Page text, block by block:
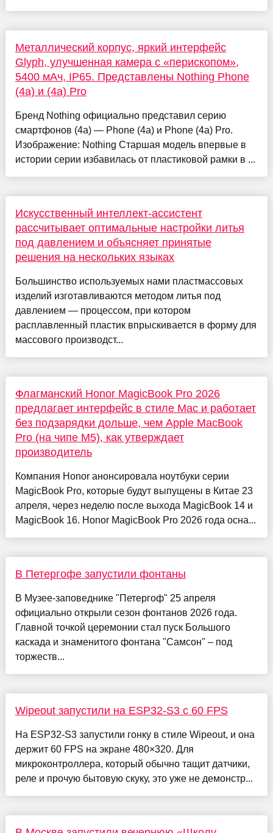
Металлический корпус, яркий интерфейс
Glyph, улучшенная камера с «перископом»,
5400 мАч, IP65. Представлены Nothing Phone
(4a) и (4a) Pro
Бренд Nothing официально представил серию
смартфонов (4a) — Phone (4a) и Phone (4a) Pro.
Изображение: Nothing Старшая модель впервые в
истории серии избавилась от пластиковой рамки в ...
Искусственный интеллект-ассистент
рассчитывает оптимальные настройки литья
под давлением и объясняет принятые
решения на нескольких языках
Большинство используемых нами пластмассовых
изделий изготавливаются методом литья под
давлением — процессом, при котором
расплавленный пластик впрыскивается в форму для
массового производст...
Флагманский Honor MagicBook Pro 2026
предлагает интерфейс в стиле Mac и работает
без подзарядки дольше, чем Apple MacBook
Pro (на чипе M5), как утверждает
производитель
Компания Honor анонсировала ноутбуки серии
MagicBook Pro, которые будут выпущены в Китае 23
апреля, через неделю после выхода MagicBook 14 и
MagicBook 16. Honor MagicBook Pro 2026 года осна...
В Петергофе запустили фонтаны
В Музее-заповеднике "Петергоф" 25 апреля
официально открыли сезон фонтанов 2026 года.
Главной точкой церемонии стал пуск Большого
каскада и знаменитого фонтана "Самсон" – под
торжеств...
Wipeout запустили на ESP32-S3 с 60 FPS
На ESP32-S3 запустили гонку в стиле Wipeout, и она
держит 60 FPS на экране 480×320. Для
микроконтроллера, который обычно тащит датчики,
реле и прочую бытовую скуку, это уже не демонстр...